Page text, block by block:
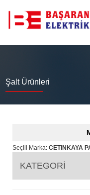
Şalt Ürünleri
Seçili Marka:CETINKAYA
KATEGORİ